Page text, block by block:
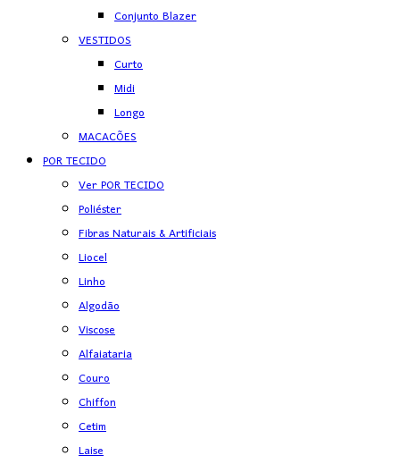
Conjunto Blazer
VESTIDOS
Curto
Midi
Longo
MACACÕES
POR TECIDO
Ver POR TECIDO
Poliéster
Fibras Naturais & Artificiais
Liocel
Linho
Algodão
Viscose
Alfaiataria
Couro
Chiffon
Cetim
Laise